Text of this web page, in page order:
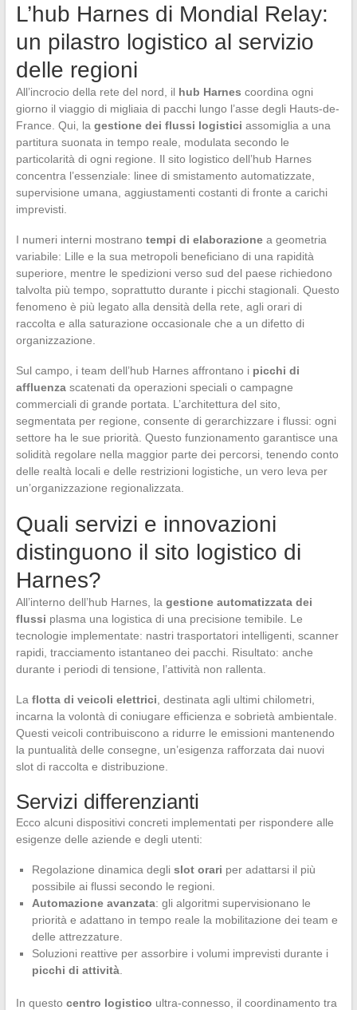
L’hub Harnes di Mondial Relay:
un pilastro logistico al servizio
delle regioni
All’incrocio della rete del nord, il hub Harnes coordina ogni
giorno il viaggio di migliaia di pacchi lungo l’asse degli Hauts-de-
France. Qui, la gestione dei flussi logistici assomiglia a una
partitura suonata in tempo reale, modulata secondo le
particolarità di ogni regione. Il sito logistico dell’hub Harnes
concentra l’essenziale: linee di smistamento automatizzate,
supervisione umana, aggiustamenti costanti di fronte a carichi
imprevisti.
I numeri interni mostrano tempi di elaborazionea geometria
variabile: Lille e la sua metropoli beneficiano di una rapidità
superiore, mentre le spedizioni verso sud del paese richiedono
talvolta più tempo, soprattutto durante i picchi stagionali. Questo
fenomeno è più legato alla densità della rete, agli orari di
raccolta e alla saturazione occasionale che a un difetto di
organizzazione.
Sul campo, i team dell’hub Harnes affrontano i picchi di
affluenzascatenati da operazioni speciali o campagne
commerciali di grande portata. L’architettura del sito,
segmentata per regione, consente di gerarchizzare i flussi: ogni
settore ha le sue priorità. Questo funzionamento garantisce una
solidità regolare nella maggior parte dei percorsi, tenendo conto
delle realtà locali e delle restrizioni logistiche, un vero leva per
un’organizzazione regionalizzata.
Quali servizi e innovazioni
distinguono il sito logistico di
Harnes?
All’interno dell’hub Harnes, la gestione automatizzata dei
flussi plasma una logistica di una precisione temibile. Le
tecnologie implementate: nastri trasportatori intelligenti, scanner
rapidi, tracciamento istantaneo dei pacchi. Risultato: anche
durante i periodi di tensione, l’attività non rallenta.
La flotta di veicoli elettrici , destinata agli ultimi chilometri,
incarna la volontà di coniugare efficienza e sobrietà ambientale.
Questi veicoli contribuiscono a ridurre le emissioni mantenendo
la puntualità delle consegne, un’esigenza rafforzata dai nuovi
slot di raccolta e distribuzione.
Servizi differenzianti
Ecco alcuni dispositivi concreti implementati per rispondere alle
esigenze delle aziende e degli utenti:
Regolazione dinamica degli slot orari per adattarsi il più
possibile ai flussi secondo le regioni.
Automazione avanzata: gli algoritmi supervisionano le
priorità e adattano in tempo reale la mobilitazione dei team e
delle attrezzature.
Soluzioni reattive per assorbire i volumi imprevisti durante i
picchi di attività.
In questo centro logistico ultra-connesso, il coordinamento tra